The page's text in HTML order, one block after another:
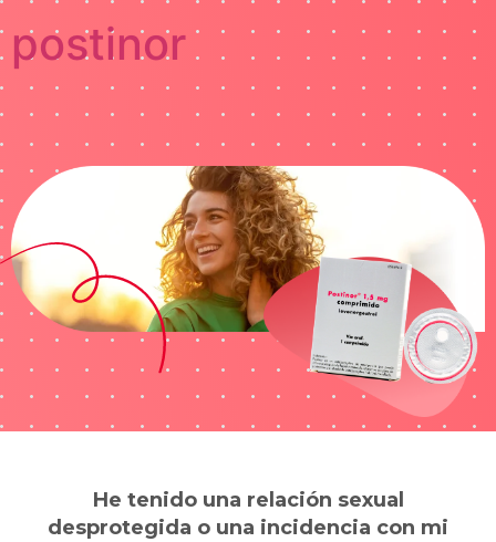
postinor
He tenido una relación sexual
desprotegida o una incidencia con mi